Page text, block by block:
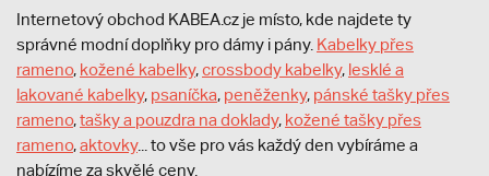
Internetový obchod KABEA.cz je místo, kde najdete ty
správné modní doplňky pro dámy i pány. Kabelky přes
rameno, kožené kabelky,crossbody kabelky, lesklé a
lakované kabelky, psaníčka, peněženky, pánské tašky přes
rameno,tašky a pouzdra na doklady, kožené tašky přes
rameno,aktovky... to vše pro vás každý den vybíráme a
nabízíme za skvělé ceny.